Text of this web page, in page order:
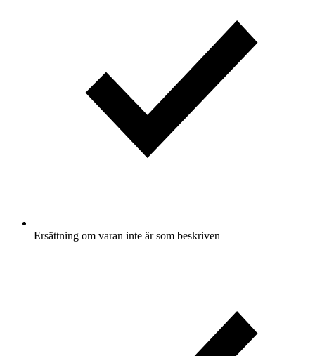
Ersättning om varan inte är som beskriven